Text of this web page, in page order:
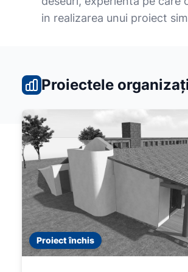
in realizarea unui proiect
Proiectele
Proiect închis